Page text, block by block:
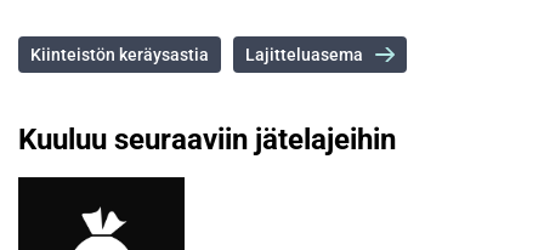
Kiinteistön keräysastia Lajitteluasema
Kuuluu seuraaviin jätelajeihin